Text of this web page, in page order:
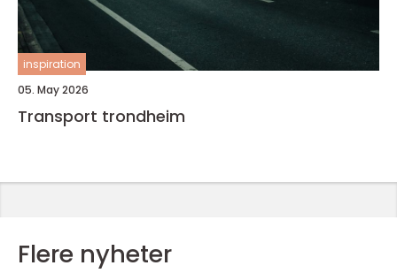
inspiration
05. May 2026
Transport trondheim
Flere nyheter